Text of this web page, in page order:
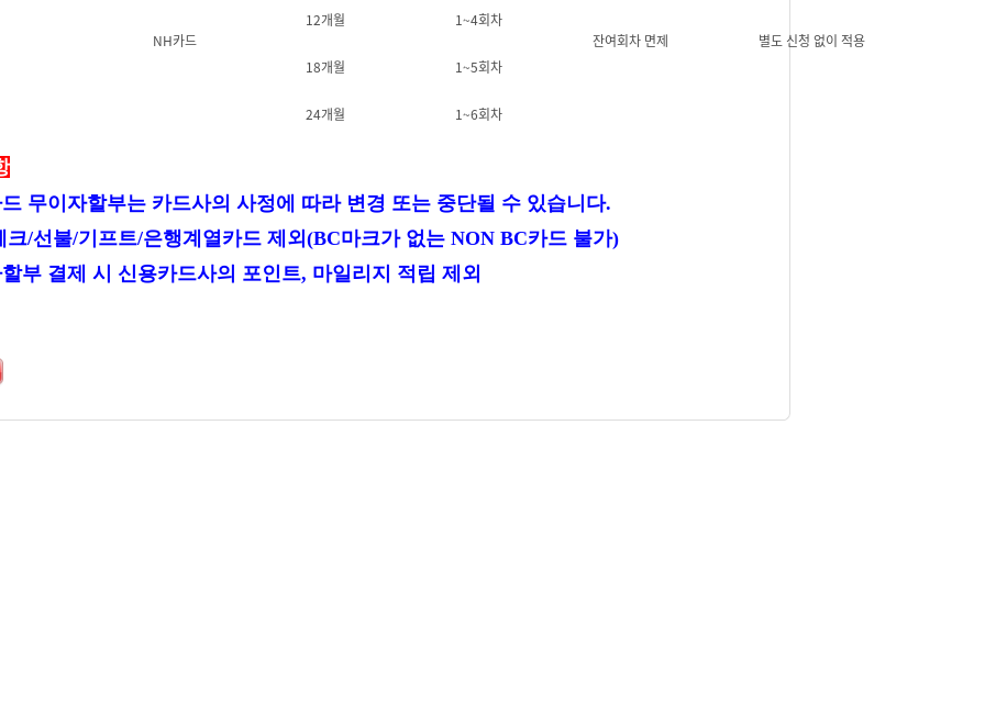
NH카드 잔여회차 면제 별도 신청 없이 적용
12개월 1~4회차
18개월 1~5회차
24개월 1~6회차
무이자할부는 카드사의 사정에 따라 변경 또는 중단될 수 있습니다.
크/선불/기프트/은행계열카드 제외(BC마크가 없는 NON BC카드 불가)
부 결제 시 신용카드사의 포인트, 마일리지 적립 제외